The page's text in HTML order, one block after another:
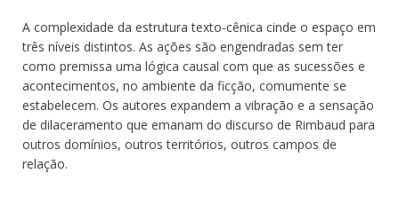
A complexidade da estrutura texto-cênica cinde o espaço em
três níveis distintos. As ações são engendradas sem ter
como premissa uma lógica causal com que as sucessões e
acontecimentos, no ambiente da ficção, comumente se
estabelecem. Os autores expandem a vibração e a sensação
de dilaceramento que emanam do discurso de Rimbaud para
outros domínios, outros territórios, outros campos de
relação.